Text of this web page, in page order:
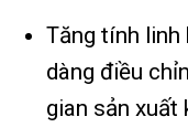
Tăng tính linh
dàng điều
gian sản xuất